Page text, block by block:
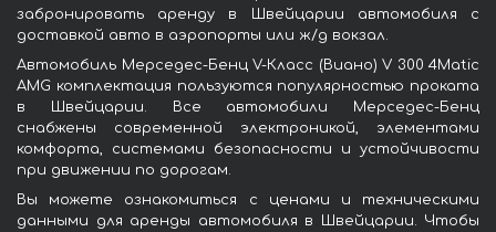
забронировать аренду в Швейцарии автомобиля с
доставкой авто в аэропорты или ж/д вокзал.
Автомобиль Мерседес-Бенц V-Класс (Виано) V 300 4Matic
AMG комплектация пользуются популярностью проката
в Швейцарии. Все автомобили Мерседес-Бенц
снабжены современной электроникой, элементами
комфорта, системами безопасности и устойчивости
при движении по дорогам.
Вы можете ознакомиться с ценами и техническими
данными для аренды автомобиля в Швейцарии. Чтобы